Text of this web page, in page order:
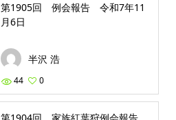
第1905回 例会報告 令和7年11
月6日
半沢 浩
44 0